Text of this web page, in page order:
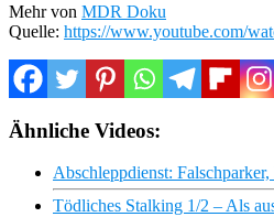
Mehr von MDR Doku
Quelle: https://www.youtube.com/
Ähnliche Videos:
Abschleppdienst:
Tödliches Stalking 1/2 – Als